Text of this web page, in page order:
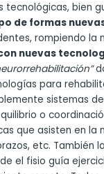
tecnológicas, bien
de formas
rompiendo la
nuevas
para
sistemas
o
que asisten en la
etc. También
el fisio guía